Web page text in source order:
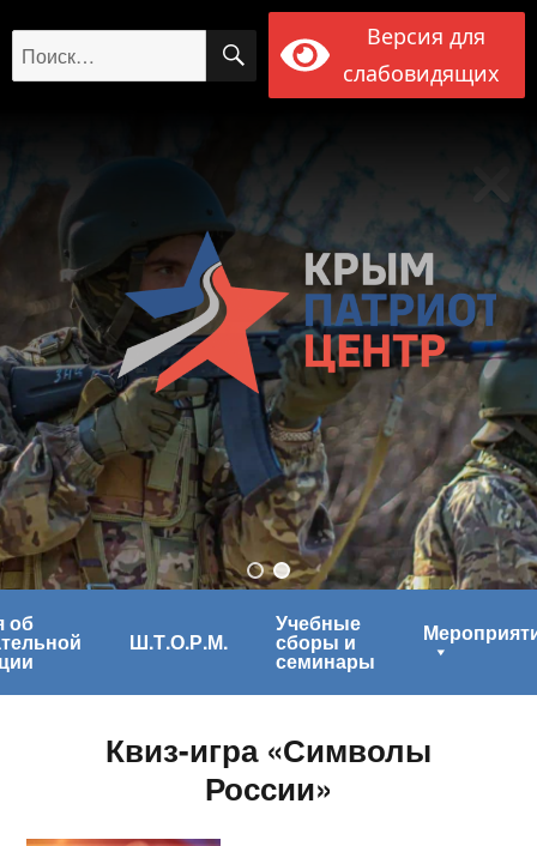
Искать: ПОИСК
Версия для
слабовидящих
об
Ш.Т.О.Р.М.
Учебные
сборы и
семинары
Квиз-игра «Символы
России»